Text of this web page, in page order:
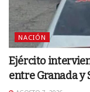
NACIÓN
Ejército
entre Granada y